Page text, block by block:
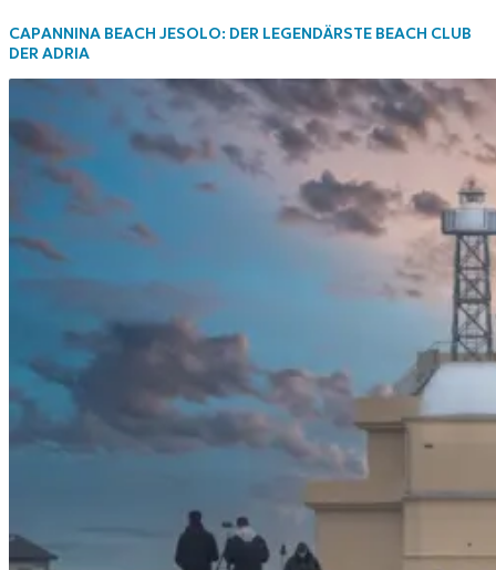
CAPANNINA BEACH JESOLO: DER LEGENDÄRSTE BEACH CLUB
DER ADRIA